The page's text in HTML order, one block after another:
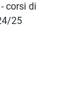
corsi di
25